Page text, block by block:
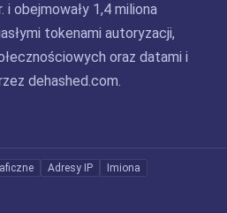
obejmowały 1,4 miliona
tokenami autoryzacji,
oraz datami i
dehashed.com.
Adresy IP
Imiona